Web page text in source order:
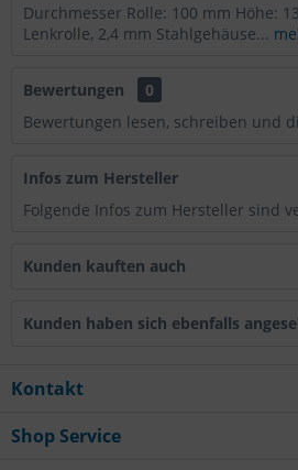
Durchmesser Rolle: 100 mm Höhe:
Lenkrolle, 2,4 mm Stahlgehäuse...
Bewertungen
0
Bewertungen lesen, schreiben und
Infos zum Hersteller
Folgende Infos zum Hersteller sind
Kunden kauften auch
Kunden haben sich ebenfalls
Kontakt
Shop Service